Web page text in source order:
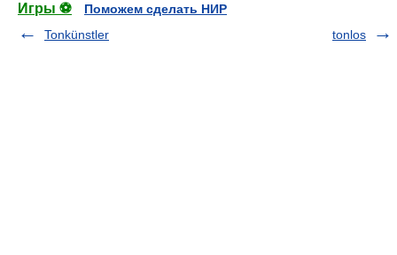
Игры ⚽
Поможем сделать НИР
Tonkünstler
tonlos